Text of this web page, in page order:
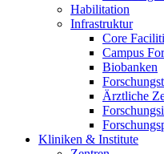
Habilitation
Infrastruktur
Core
Campus
Biobanken
Ärztliche
Kliniken & Institute